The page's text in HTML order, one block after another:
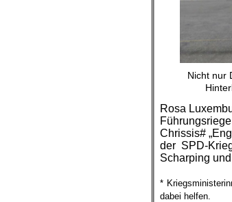
Nicht nur
Rosa
Chrissis#
der SPD-
Scharping
*
dabei helfen.